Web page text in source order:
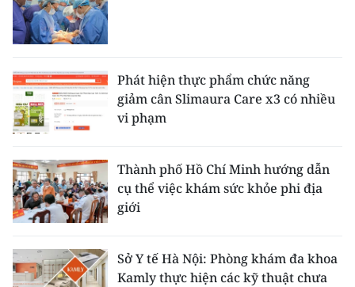
Phát hiện thực phẩm chức năng
giảm cân Slimaura Care x3 có nhiều
vi phạm
Thành phố Hồ Chí Minh hướng dẫn
cụ thể việc khám sức khỏe phi địa
giới
Sở Y tế Hà Nội: Phòng khám đa khoa
Kamly thực hiện các kỹ thuật chưa